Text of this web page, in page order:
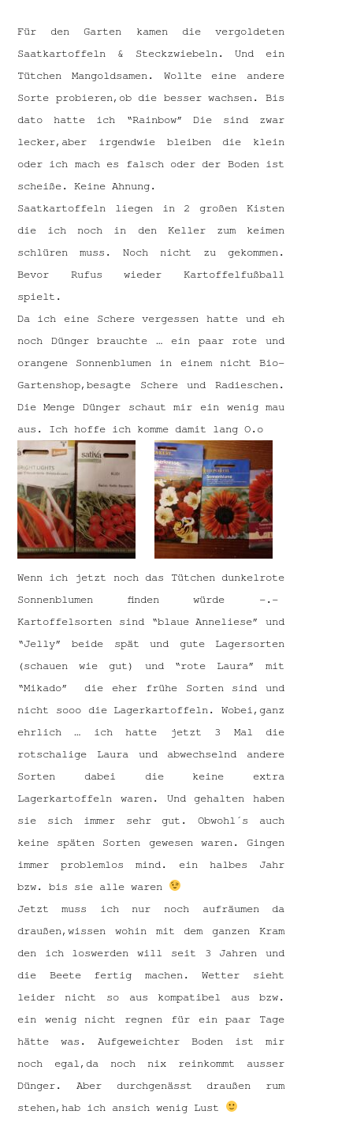
Für den Garten kamen die vergoldeten
Saatkartoffeln & Steckzwiebeln. Und ein
Tütchen Mangoldsamen. Wollte eine andere
Sorte probieren,ob die besser wachsen. Bis
dato hatte ich “Rainbow” Die sind zwar
lecker,aber irgendwie bleiben die klein
oder ich mach es falsch oder der Boden ist
scheiße. Keine Ahnung.
Saatkartoffeln liegen in 2 großen Kisten
die ich noch in den Keller zum keimen
schlüren muss. Noch nicht zu gekommen.
Bevor Rufus wieder Kartoffelfußball
spielt.
Da ich eine Schere vergessen hatte und eh
noch Dünger brauchte … ein paar rote und
orangene Sonnenblumen in einem nicht Bio-
Gartenshop,besagte Schere und Radieschen.
Die Menge Dünger schaut mir ein wenig mau
aus. Ich hoffe ich komme damit lang O.o
Wenn ich jetzt noch das Tütchen dunkelrote
Sonnenblumen finden würde -.-
Kartoffelsorten sind “blaue Anneliese” und
“Jelly” beide spät und gute Lagersorten
(schauen wie gut) und “rote Laura” mit
“Mikado” die eher frühe Sorten sind und
nicht sooo die Lagerkartoffeln. Wobei,ganz
ehrlich … ich hatte jetzt 3 Mal die
rotschalige Laura und abwechselnd andere
Sorten dabei die keine extra
Lagerkartoffeln waren. Und gehalten haben
sie sich immer sehr gut. Obwohl´s auch
keine späten Sorten gewesen waren. Gingen
immer problemlos mind. ein halbes Jahr
bzw. bis sie alle waren
Jetzt muss ich nur noch aufräumen da
draußen,wissen wohin mit dem ganzen Kram
den ich loswerden will seit 3 Jahren und
die Beete fertig machen. Wetter sieht
leider nicht so aus kompatibel aus bzw.
ein wenig nicht regnen für ein paar Tage
hätte was. Aufgeweichter Boden ist mir
noch egal,da noch nix reinkommt ausser
Dünger. Aber durchgenässt draußen rum
stehen,hab ich ansich wenig Lust